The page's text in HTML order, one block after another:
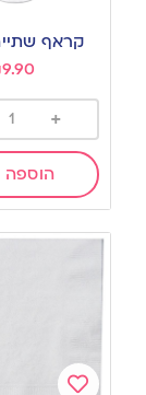
to
wishlist
קראף שתייה 1
9.90
+